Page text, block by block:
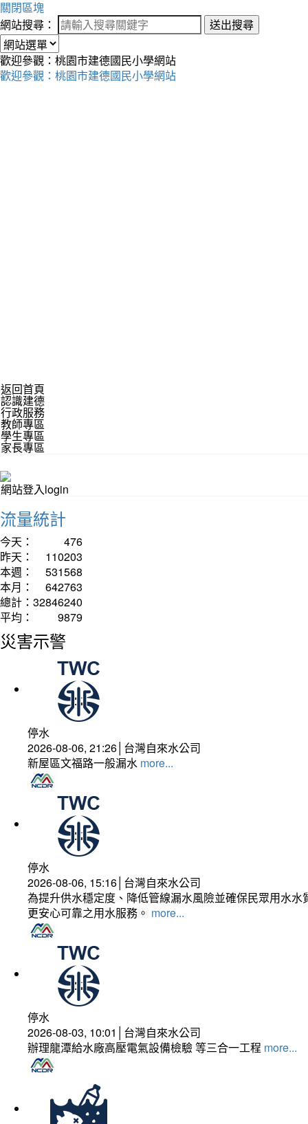
關閉區塊
網站搜尋：
送出搜尋
歡迎參觀：桃園市建德國民小學網站
歡迎參觀：桃園市建德國民小學網站
返回首頁
認識建德
行政服務
教師專區
學生專區
家長專區
網站登入login
流量統計
今天：
476
昨天：
110203
本週：
531568
本月：
642763
總計： 32846240
平均：
9879
災害示警
停水
2026-08-06, 21:26│台灣自來水公司
新屋區文福路一般漏水 more...
停水
2026-08-06, 15:16│台灣自來水公司
為提升供水穩定度、降低管線漏水風險並確保民眾用水
更安心可靠之用水服務。 more...
停水
2026-08-03, 10:01│台灣自來水公司
辦理龍潭給水廠高壓電氣設備檢驗 等三合一工程 more...